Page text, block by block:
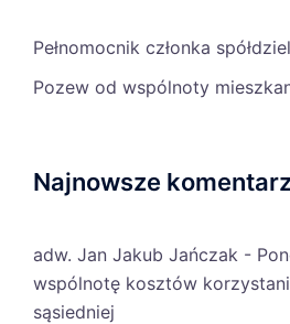
Pełnomocnik członka
Pozew od wspólnoty
Najnowsze
adw. Jan Jakub Jańczak -
wspólnotę kosztów
sąsiedniej